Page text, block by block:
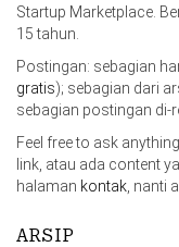
Startup Marketplace.
15 tahun.
Postingan: sebagian
gratis); sebagian dari
sebagian postingan di-
Feel free to ask
link, atau ada content
halaman kontak , nanti
ARSIP